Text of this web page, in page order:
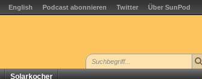
English Podcast abonnieren Twitter Über SunPod
Solarkocher